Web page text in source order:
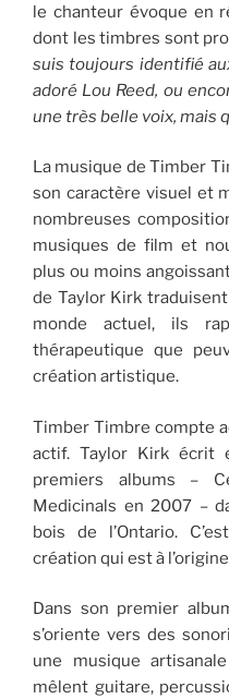
le chanteur évoque en
dont les timbres sont
suis toujours identifié
adoré Lou Reed, ou
une très belle voix, mais
La musique de Timber
son caractère visuel et
nombreuses
musiques de film et
plus ou moins
de Taylor Kirk
monde actuel, ils
thérapeutique que
création artistique.
Timber Timbre compte
actif. Taylor Kirk écrit
premiers albums –
Medicinals en 2007 –
bois de l’Ontario.
création qui est à
Dans son premier
s’oriente vers des
une musique
mêlent guitare,